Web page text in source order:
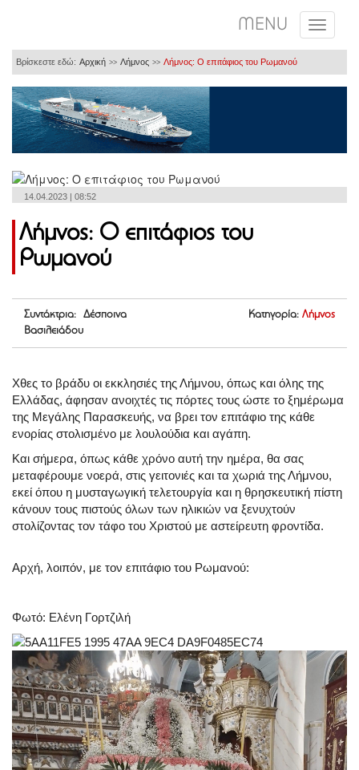
MENU
Βρίσκεστε εδώ: Αρχική >> Λήμνος >> Λήμνος: Ο επιτάφιος του Ρωμανού
14.04.2023 | 08:52
Λήμνος: Ο επιτάφιος του
Ρωμανού
Συντάκτρια: Δέσποινα
Βασιλειάδου
Κατηγορία: Λήμνος
Χθες το βράδυ οι εκκλησιές της Λήμνου, όπως και όλης της
Ελλάδας, άφησαν ανοιχτές τις πόρτες τους ώστε το ξημέρωμα
της Μεγάλης Παρασκευής, να βρει τον επιτάφιο της κάθε
ενορίας στολισμένο με λουλούδια και αγάπη.
Και σήμερα, όπως κάθε χρόνο αυτή την ημέρα, θα σας
μεταφέρουμε νοερά, στις γειτονιές και τα χωριά της Λήμνου,
εκεί όπου η μυσταγωγική τελετουργία και η θρησκευτική πίστη
κάνουν τους πιστούς όλων των ηλικιών να ξενυχτούν
στολίζοντας τον τάφο του Χριστού με αστείρευτη φροντίδα.
Αρχή, λοιπόν, με τον επιτάφιο του Ρωμανού:
Φωτό: Ελένη Γορτζιλή